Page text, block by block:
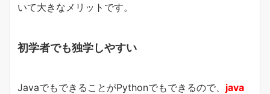
いて大きなメリットです。
初学者でも独学しやすい
JavaでもできることがPythonでもできるので、 java